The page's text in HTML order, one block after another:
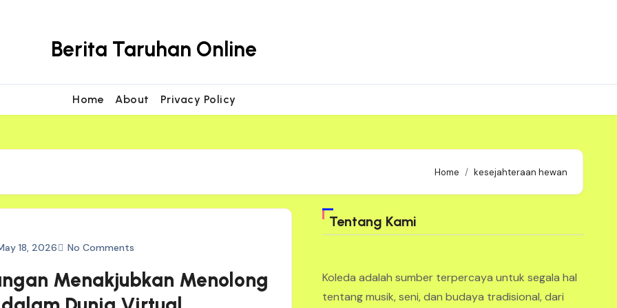
Berita Taruhan Online
Home About Privacy Policy
Home kesejahteraan hewan
18, 2026 No Comments
Menakjubkan Menolong
Tentang Kami
Koleda adalah sumber terpercaya untuk segala hal
tentang musik, seni, dan budaya tradisional, dari